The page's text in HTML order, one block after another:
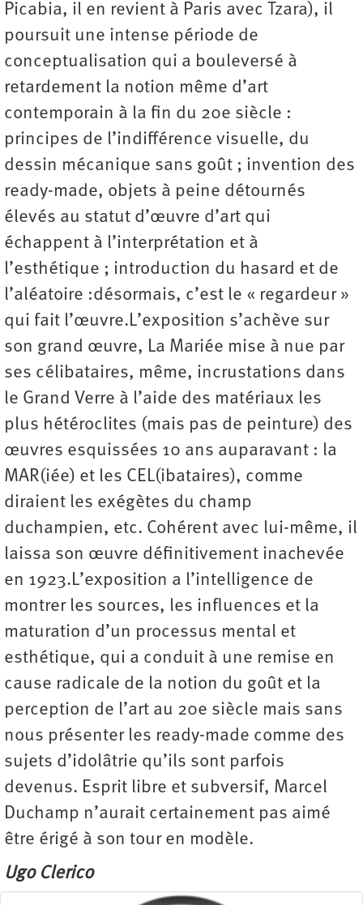
Picabia, il en revient à Paris avec Tzara), il
poursuit une intense période de
conceptualisation qui a bouleversé à
retardement la notion même d’art
contemporain à la fin du 20e siècle :
principes de l’indifférence visuelle, du
dessin mécanique sans goût ; invention des
ready-made, objets à peine détournés
élevés au statut d’œuvre d’art qui
échappent à l’interprétation et à
l’esthétique ; introduction du hasard et de
l’aléatoire :désormais, c’est le « regardeur »
qui fait l’œuvre.L’exposition s’achève sur
son grand œuvre, La Mariée mise à nue par
ses célibataires, même, incrustations dans
le Grand Verre à l’aide des matériaux les
plus hétéroclites (mais pas de peinture) des
œuvres esquissées 10 ans auparavant : la
MAR(iée) et les CEL(ibataires), comme
diraient les exégètes du champ
duchampien, etc. Cohérent avec lui-même, il
laissa son œuvre définitivement inachevée
en 1923.L’exposition a l’intelligence de
montrer les sources, les influences et la
maturation d’un processus mental et
esthétique, qui a conduit à une remise en
cause radicale de la notion du goût et la
perception de l’art au 20e siècle mais sans
nous présenter les ready-made comme des
sujets d’idolâtrie qu’ils sont parfois
devenus. Esprit libre et subversif, Marcel
Duchamp n’aurait certainement pas aimé
être érigé à son tour en modèle.
Ugo Clerico